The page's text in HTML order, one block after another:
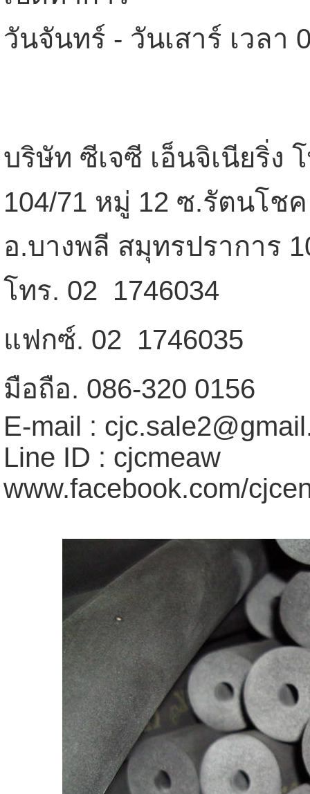
วันจันทร์ - วันเสาร์ เวลา
บริษัท ซีเจซี เอ็นจิเนียริ่ง
104/71 หมู่ 12 ซ.รัตนโช
อ.บางพลี สมุทรปราการ
โทร. 02  1746034
แฟกซ์. 02  1746035
มือถือ. 086-320 0156
E-mail :
Line ID : cjcmeaw
www.facebook.com/